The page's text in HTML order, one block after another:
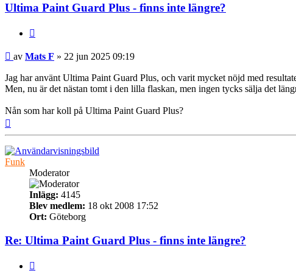
Ultima Paint Guard Plus - finns inte längre?
Inlägg
av Mats F » 22 jun 2025 09:19
Jag har använt Ultima Paint Guard Plus, och varit mycket nöjd med
Men, nu är det nästan tomt i den lilla flaskan, men ingen tycks sälja det
Nån som har koll på Ultima Paint Guard Plus?
Funk
Moderator
Inlägg: 4145
Blev medlem: 18 okt 2008 17:52
Ort: Göteborg
Re: Ultima Paint Guard Plus - finns inte längre?